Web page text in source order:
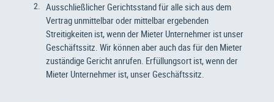
Ausschließlicher Gerichtsstand für alle sich aus dem
Vertrag unmittelbar oder mittelbar ergebenden
Streitigkeiten ist, wenn der Mieter Unternehmer ist unser
Geschäftssitz. Wir können aber auch das für den Mieter
zuständige Gericht anrufen. Erfüllungsort ist, wenn der
Mieter Unternehmer ist, unser Geschäftssitz.